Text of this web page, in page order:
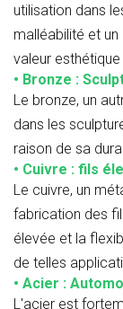
utilisation dans
malléabilité et
valeur
• Bronze :
Le bronze, un
dans les
raison de sa
• Cuivre : fils
Le cuivre, un
fabrication des
élevée et la
de telles
• Acier :
L'acier est